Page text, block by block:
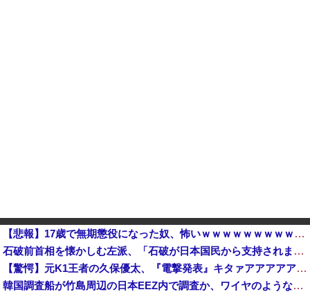
【悲報】17歳で無期懲役になった奴、怖いｗｗｗｗｗｗｗｗｗｗｗｗｗｗｗｗｗｗｗｗｗｗｗｗ
石破前首相を懐かしむ左派、「石破が日本国民から支持されまくっていた」と主張してしまうも……
【驚愕】元K1王者の久保優太、『電撃発表』キタァアアアアアーーーーーー！！
韓国調査船が竹島周辺の日本EEZ内で調査か、ワイヤのようなもの海中に投入…外務省が抗議！他